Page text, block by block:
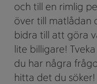
och till en rimlig
över till matlådan
bidra till att göra
lite billigare!
du har några
hitta det du söker!